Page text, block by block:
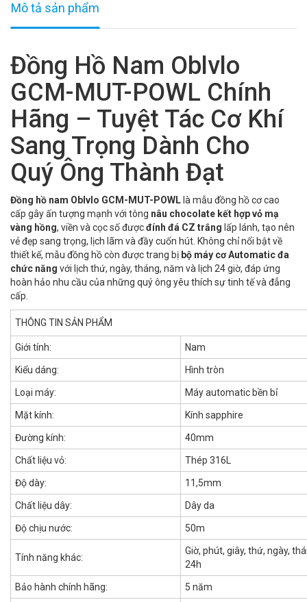
Mô tả sản phẩm
Đồng Hồ Nam Oblvlo
GCM-MUT-POWL Chính
Hãng – Tuyệt Tác Cơ Khí
Sang Trọng Dành Cho
Quý Ông Thành Đạt
Đồng hồ nam Oblvlo GCM-MUT-POWL là mẫu đồng hồ cơ cao
cấp gây ấn tượng mạnh với tông nâu chocolate kết hợp vỏ mạ
vàng hồng, viền và cọc số đượcđính đá CZ trắng lấp lánh, tạo nên
vẻ đẹp sang trọng, lịch lãm và đầy cuốn hút. Không chỉ nổi bật về
thiết kế, mẫu đồng hồ còn được trang bị bộ máy cơ Automatic đa
chức năng với lịch thứ, ngày, tháng, năm và lịch 24 giờ, đáp ứng
hoàn hảo nhu cầu của những quý ông yêu thích sự tinh tế và đẳng
cấp.
THÔNG TIN SẢN PHẨM
Giới tính: Nam
Kiểu dáng: Hình tròn
Loại máy: Máy automatic bền bỉ
Mặt kính: Kính sapphire
Đường kính: 40mm
Chất liệu vỏ: Thép 316L
Độ dày: 11,5mm
Chất liệu dây: Dây da
Độ chịu nước: 50m
Tính năng khác:
Giờ, phút, giây, thứ, ngày,
24h
Bảo hành chính hãng: 5 năm